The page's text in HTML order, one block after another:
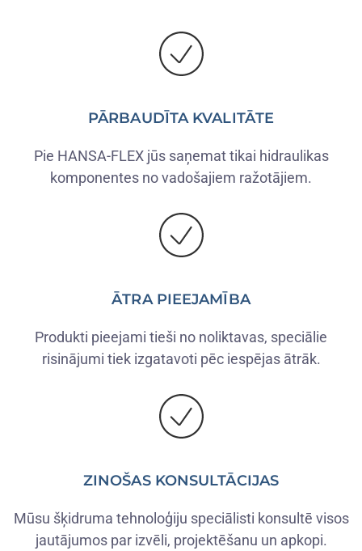
PĀRBAUDĪTA KVALITĀTE
Pie HANSA-FLEX jūs saņemat tikai hidraulikas
komponentes no vadošajiem ražotājiem.
ĀTRA PIEEJAMĪBA
Produkti pieejami tieši no noliktavas, speciālie
risinājumi tiek izgatavoti pēc iespējas ātrāk.
ZINOŠAS KONSULTĀCIJAS
Mūsu šķidruma tehnoloģiju speciālisti konsultē visos
jautājumos par izvēli, projektēšanu un apkopi.